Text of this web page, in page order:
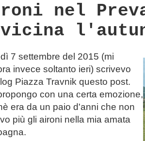
nel
7 settembre del 2015 (mi
invece soltanto ieri) scrivevo
Piazza Travnik questo post.
con una certa emozione,
era da un paio d'anni che non
più gli aironi nella mia amata